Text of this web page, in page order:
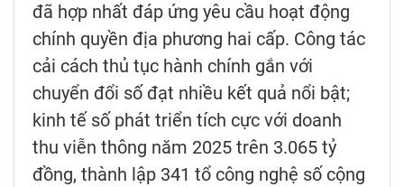
đã hợp nhất đáp ứng yêu cầu hoạt động
chính quyền địa phương hai cấp. Công tác
cải cách thủ tục hành chính gắn với
chuyển đổi số đạt nhiều kết quả nổi bật;
kinh tế số phát triển tích cực với doanh
thu viễn thông năm 2025 trên 3.065 tỷ
đồng, thành lập 341 tổ công nghệ số cộng